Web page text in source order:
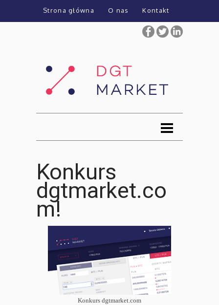
Strona główna O nas Kontakt
Konkurs
dgtmarket.co
m!
Konkurs dgtmarket.com